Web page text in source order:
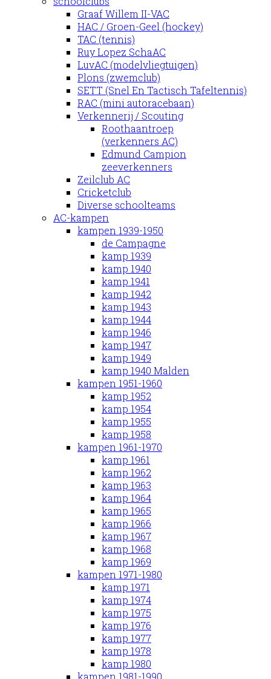
Graaf Willem II-VAC
HAC / Groen-Geel (hockey)
TAC (tennis)
Ruy Lopez SchaAC
LuvAC (modelvliegtuigen)
Plons (zwemclub)
SETT (Snel En Tactisch Tafeltennis)
RAC (mini autoracebaan)
Verkennerij / Scouting
Roothaantroep
(verkenners AC)
Edmund Campion
zeeverkenners
Zeilclub AC
Cricketclub
Diverse schoolteams
AC-kampen
kampen 1939-1950
de Campagne
kamp 1939
kamp 1940
kamp 1941
kamp 1942
kamp 1943
kamp 1944
kamp 1946
kamp 1947
kamp 1949
kamp 1940 Malden
kampen 1951-1960
kamp 1952
kamp 1954
kamp 1955
kamp 1958
kampen 1961-1970
kamp 1961
kamp 1962
kamp 1963
kamp 1964
kamp 1965
kamp 1966
kamp 1967
kamp 1968
kamp 1969
kampen 1971-1980
kamp 1971
kamp 1974
kamp 1975
kamp 1976
kamp 1977
kamp 1978
kamp 1980
kampen 1981-1990